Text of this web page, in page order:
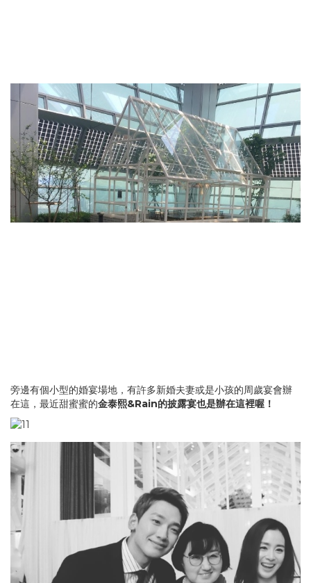
旁邊有個小型的婚宴場地，有許多新婚夫妻或是小孩的周歲宴會辦
在這，最近甜蜜蜜的金泰熙&Rain的披露宴也是辦在這裡喔！